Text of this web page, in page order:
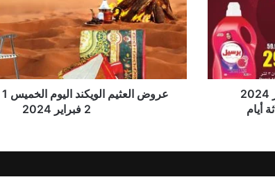
عروض العثيم اليوم الخميس 1 فبراير 2024
2 فبراير 2024